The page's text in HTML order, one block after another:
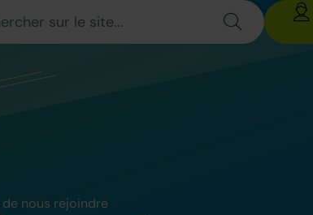
nous rejoindre